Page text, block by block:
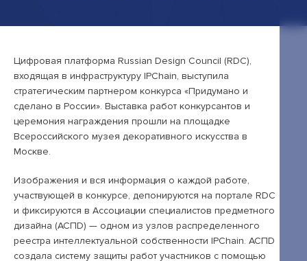
IPQuorum.Музыка
Пользовательское соглашение
Сведения об образовательной организации
Договор-оферта
данных для регистрации на сайте
Согласие на обработку персональных
данных (Cookie)
Политика обработки персональных данных
Цифровая платформа Russian Design Council (RDC),
входящая в инфраструктуру IPChain, выступила
стратегическим партнером конкурса «Придумано и
сделано в России». Выставка работ конкурсантов и
церемония награждения прошли на площадке
Всероссийского музея декоративного искусства в
Москве.
Изображения и вся информация о каждой работе,
участвующей в конкурсе, депонируются на портале RDC
и фиксируются в Ассоциации специалистов предметного
дизайна (АСПD) — одном из узлов распределенного
реестра интеллектуальной собственности IPChain. АСПD
создала систему защиты работ участников с помощью